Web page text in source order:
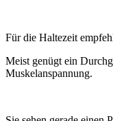
Für die Haltezeit
Meist genügt ein
Muskelanspannung.